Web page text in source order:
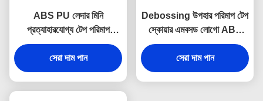
ABS PU লেদার মিনি
প্রত্যাহারযোগ্য টেপ পরিমাপ
ফ্যাব্রিক টেক্সচার ডেবসিং লোগো
স্যুভেনির
সেরা দাম পান
Debossing উপহার পরিমাপ টেপ
স্কোয়ার এমবসড লোগো ABS
PU
সেরা দাম পান